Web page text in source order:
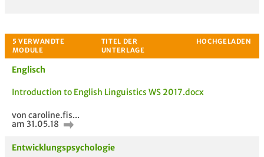
Bewertung
Englisch
Introduction to English Linguistics WS 2017.docx
von caroline.fis...
am 31.05.18
Entwicklungspsychologie